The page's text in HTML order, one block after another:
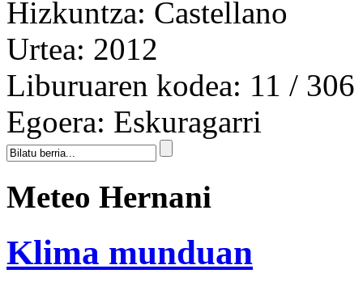
Hizkuntza: Castellano
Urtea: 2012
Liburuaren kodea: 11 / 306
Egoera: Eskuragarri
Meteo Hernani
Klima munduan